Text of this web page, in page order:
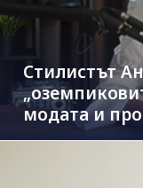
Стилистът
модата и
паразити